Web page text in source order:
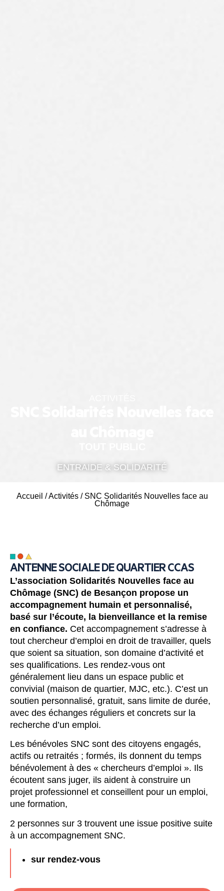
ENTRAIDE & SOLIDARITÉ
Accueil /Activités/ SNC Solidarités Nouvelles face au
Chômage
ANTENNE SOCIALE DE QUARTIER CCAS
L’association Solidarités Nouvelles face au
Chômage (SNC) de Besançon propose un
accompagnement humain et personnalisé,
basé sur l’écoute, la bienveillance et la remise
en confiance. Cet accompagnement s’adresse à
tout chercheur d’emploi en droit de travailler, quels
que soient sa situation, son domaine d’activité et
ses qualifications. Les rendez-vous ont
généralement lieu dans un espace public et
convivial (maison de quartier, MJC, etc.). C’est un
soutien personnalisé, gratuit, sans limite de durée,
avec des échanges réguliers et concrets sur la
recherche d’un emploi.
Les bénévoles SNC sont des citoyens engagés,
actifs ou retraités ; formés, ils donnent du temps
bénévolement à des « chercheurs d’emploi ». Ils
écoutent sans juger, ils aident à construire un
projet professionnel et conseillent pour un emploi,
une formation,
2 personnes sur 3 trouvent une issue positive suite
à un accompagnement SNC.
sur rendez-vous